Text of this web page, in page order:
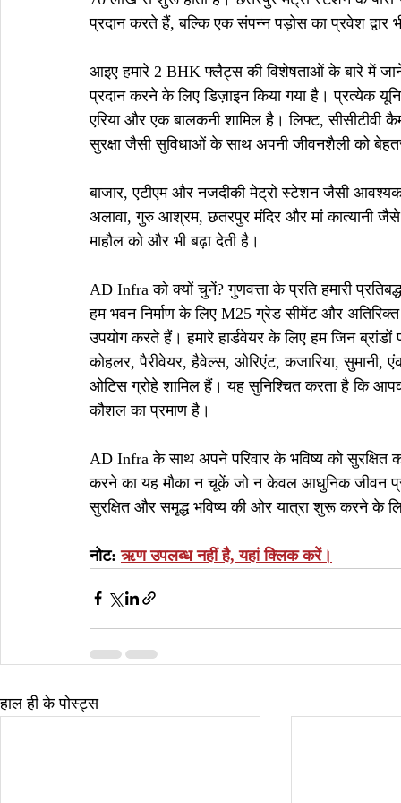
प्रदान करते हैं, बल्कि एक संपन्न पड़ोस का प्रवेश द्वार
आइए हमारे 2 BHK फ्लैट्स की विशेषताओं के बारे में
प्रदान करने के लिए डिज़ाइन किया गया है। प्रत्येक
एरिया और एक बालकनी शामिल है। लिफ्ट, सीसीटीवी
सुरक्षा जैसी सुविधाओं के साथ अपनी जीवनशैली को
बाजार, एटीएम और नजदीकी मेट्रो स्टेशन जैसी
अलावा, गुरु आश्रम, छतरपुर मंदिर और मां कात्यानी
माहौल को और भी बढ़ा देती है।
AD Infra को क्यों चुनें? गुणवत्ता के प्रति हमारी
हम भवन निर्माण के लिए M25 ग्रेड सीमेंट और
उपयोग करते हैं। हमारे हार्डवेयर के लिए हम जिन
कोहलर, पैरीवेयर, हैवेल्स, ओरिएंट, कजारिया, सुमानी,
ओटिस ग्रोहे शामिल हैं। यह सुनिश्चित करता है कि
कौशल का प्रमाण है।
AD Infra के साथ अपने परिवार के भविष्य को सुरक्षित
करने का यह मौका न चूकें जो न केवल आधुनिक जीवन
सुरक्षित और समृद्ध भविष्य की ओर यात्रा शुरू करने के
नोट: ऋण उपलब्ध नहीं है, यहां क्लिक करें।
हाल ही के पोस्ट्स